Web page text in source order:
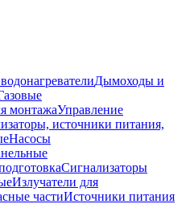
Дымоходы и
монтажаУправление
источники питания,
Насосы
Сигнализаторы
Излучатели для
частиИсточники питания